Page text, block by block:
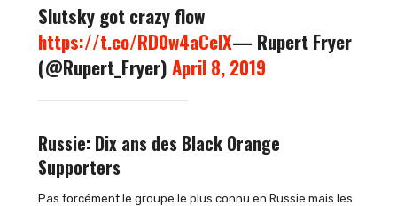
Slutsky got crazy flow
https://t.co/RD0w4aCelX— Rupert Fryer
(@Rupert_Fryer)April 8, 2019
Russie: Dix ans des Black Orange
Supporters
Pas forcément le groupe le plus connu en Russie mais les